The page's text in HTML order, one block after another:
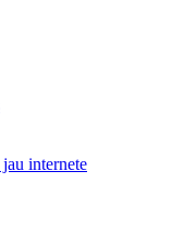
internete